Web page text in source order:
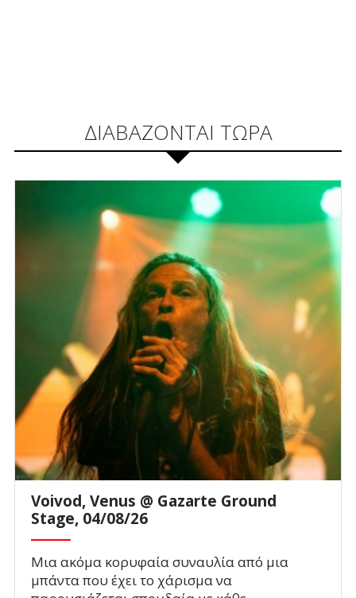
ΔΙΑΒΑΖΟΝΤΑΙ ΤΩΡΑ
Voivod, Venus @ Gazarte Ground
Stage, 04/08/26
Μια ακόμα κορυφαία συναυλία από μια
μπάντα που έχει το χάρισμα να